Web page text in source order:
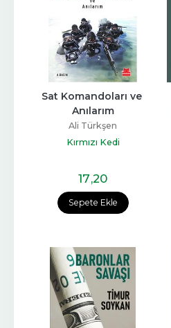
Sepete Ekle
Sat Komandoları ve
Anılarım
Ali Türkşen
Kırmızı Kedi
17,20